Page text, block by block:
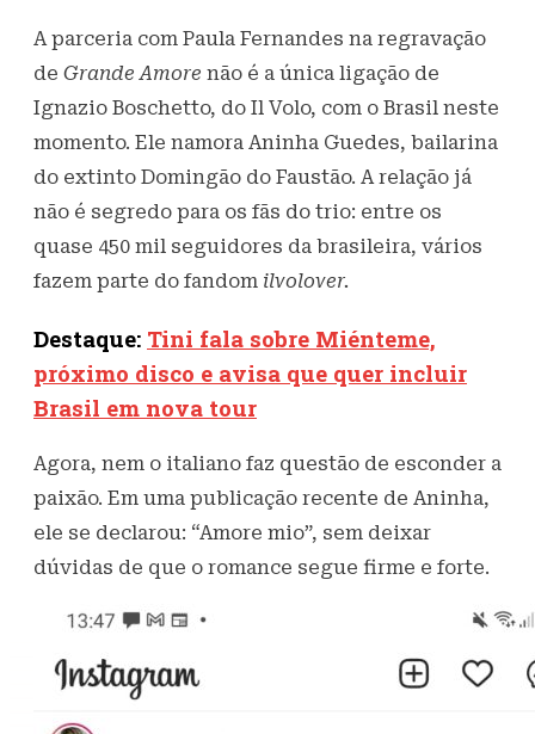
A parceria com Paula Fernandes na regravação
de Grande Amore não é a única ligação de
Ignazio Boschetto, do Il Volo, com o Brasil neste
momento. Ele namora Aninha Guedes, bailarina
do extinto Domingão do Faustão. A relação já
não é segredo para os fãs do trio: entre os
quase 450 mil seguidores da brasileira, vários
fazem parte do fandom ilvolover.
Destaque: Tini fala sobre Miénteme,
próximo disco e avisa que quer incluir
Brasil em nova tour
Agora, nem o italiano faz questão de esconder a
paixão. Em uma publicação recente de Aninha,
ele se declarou: “Amore mio”, sem deixar
dúvidas de que o romance segue firme e forte.